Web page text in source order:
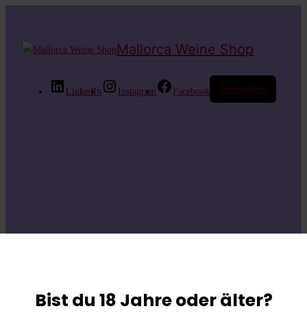
Bist du 18 Jahre oder älter?
Mallorca Weine Shop
LinkedIn Instagram Facebook Anmelden
die